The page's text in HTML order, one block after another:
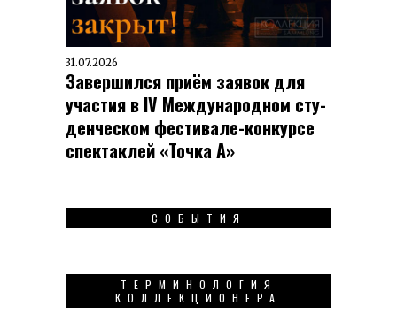
31.07.2026
Завершился приём заявок для
участия в IV Меж­ду­на­род­ном сту­
ден­чес­ком фес­ти­вале-кон­кур­се
спек­таклей «Точка А»
СОБЫТИЯ
ТЕРМИНОЛОГИЯ
КОЛЛЕКЦИОНЕРА